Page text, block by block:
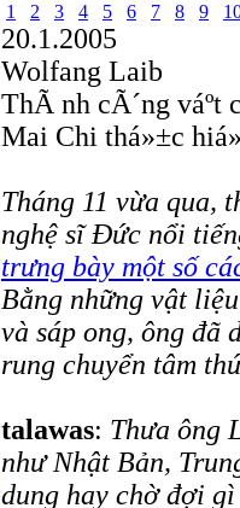
1 2 3 4 5 6 7 8 9
20.1.2005
Wolfang Laib
ThÃ nh cÃ´ng
Mai Chi thá»±c
Tháng 11 vừa qua,
nghệ sĩ Đức nổi
trưng bày một số
Bằng những vật
và sáp ong, ông đã
rung chuyển tâm
talawas: Thưa ông
như Nhật Bản,
dung hay chờ đợi